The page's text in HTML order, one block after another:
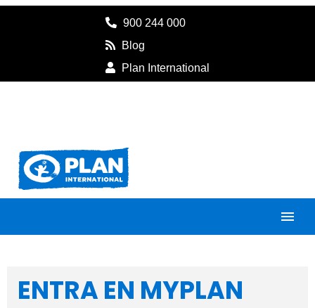
900 244 000
Blog
Plan International
ENTRA EN MYPLAN